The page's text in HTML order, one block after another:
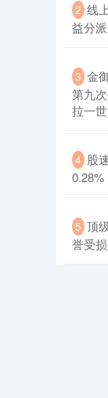
2 线
益分
3 金
第九
拉一
4 股
0.28%
5 顶
誉受